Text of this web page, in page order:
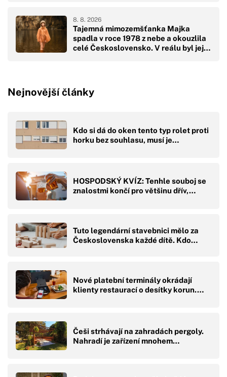
Tajemná mimozemšťanka Majka
spadla v roce 1978 z nebe a okouzlila
celé Československo. V reálu byl její
8. 8. 2026
Nejnovější články
Kdo si dá do oken tento typ rolet proti
horku bez souhlasu, musí je…
HOSPODSKÝ KVÍZ: Tenhle souboj se
znalostmi končí pro většinu dřív,…
Tuto legendární stavebnici mělo za
Československa každé dítě. Kdo…
Nové platební terminály okrádají
klienty restaurací o desítky korun.…
Češi strhávají na zahradách pergoly.
Nahradí je zařízení mnohem…